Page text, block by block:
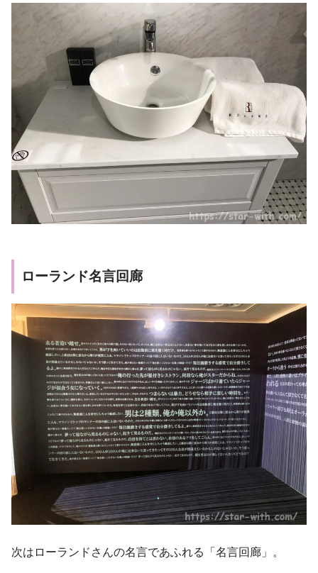
ローランド名言回廊
次はローランドさんの名言であふれる「名言回廊」。